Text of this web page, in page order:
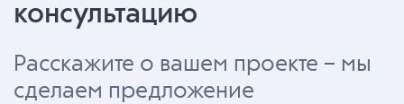
консультацию
Расскажите о вашем проекте – мы
сделаем предложение